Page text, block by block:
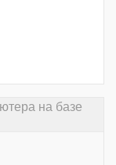
на базе